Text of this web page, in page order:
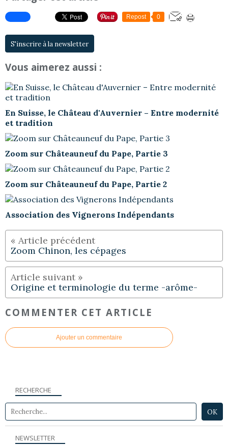
Repost 0
S'inscrire à la newsletter
Vous aimerez aussi :
En Suisse, le Château d'Auvernier – Entre modernité
et tradition
Zoom sur Châteauneuf du Pape, Partie 3
Zoom sur Châteauneuf du Pape, Partie 2
Association des Vignerons Indépendants
Zoom Chinon, les cépages
Origine et terminologie du terme -arôme-
COMMENTER CET ARTICLE
Ajouter un commentaire
NEWSLETTER
RECHERCHE